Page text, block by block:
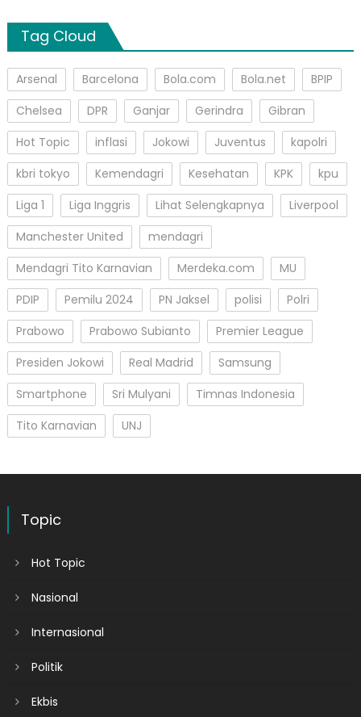
Tag Cloud
Arsenal Barcelona Bola.com Bola.net
BPIP
Chelsea
DPR Ganjar Gerindra
Gibran
Hot Topic
inflasi Jokowi Juventus
kapolri
kbri tokyo
Kemendagri Kesehatan KPK
kpu
Liga 1
Liga Inggris Lihat Selengkapnya
Liverpool
Manchester United
mendagri
Mendagri Tito Karnavian
Merdeka.com
MU
PDIP
Pemilu 2024 PN Jaksel polisi
Polri
Prabowo
Prabowo Subianto
Premier League
Presiden Jokowi
Real Madrid
Samsung
Smartphone
Sri Mulyani
Timnas Indonesia
Tito Karnavian
UNJ
Topic
Hot Topic
Nasional
Internasional
Politik
Ekbis